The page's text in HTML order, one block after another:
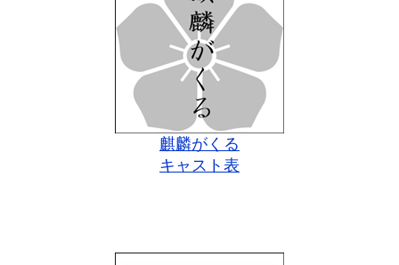
麒麟がくる
キャスト表